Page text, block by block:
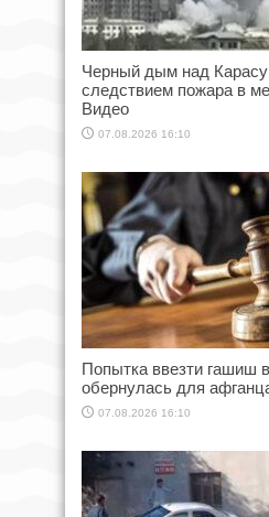
Черный дым над Карасу
следствием пожара в
Видео
07.08.2026 16:10
Попытка ввезти гашиш
обернулась для
07.08.2026 16:10